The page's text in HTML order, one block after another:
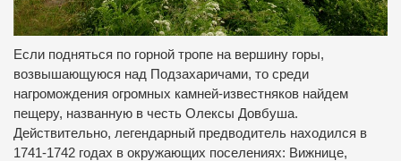
Если подняться по горной тропе на вершину горы,
возвышающуюся над Подзахаричами, то среди
нагромождения огромных камней-известняков найдем
пещеру, названную в честь Олексы Довбуша.
Действительно, легендарный предводитель находился в
1741-1742 годах в окружающих поселениях: Вижнице,